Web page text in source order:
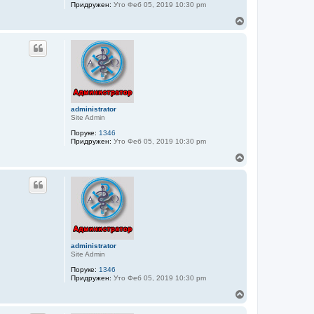
Придружен: Уто Феб 05, 2019 10:30 pm
administrator
Site Admin
Поруке: 1346
Придружен: Уто Феб 05, 2019 10:30 pm
administrator
Site Admin
Поруке: 1346
Придружен: Уто Феб 05, 2019 10:30 pm